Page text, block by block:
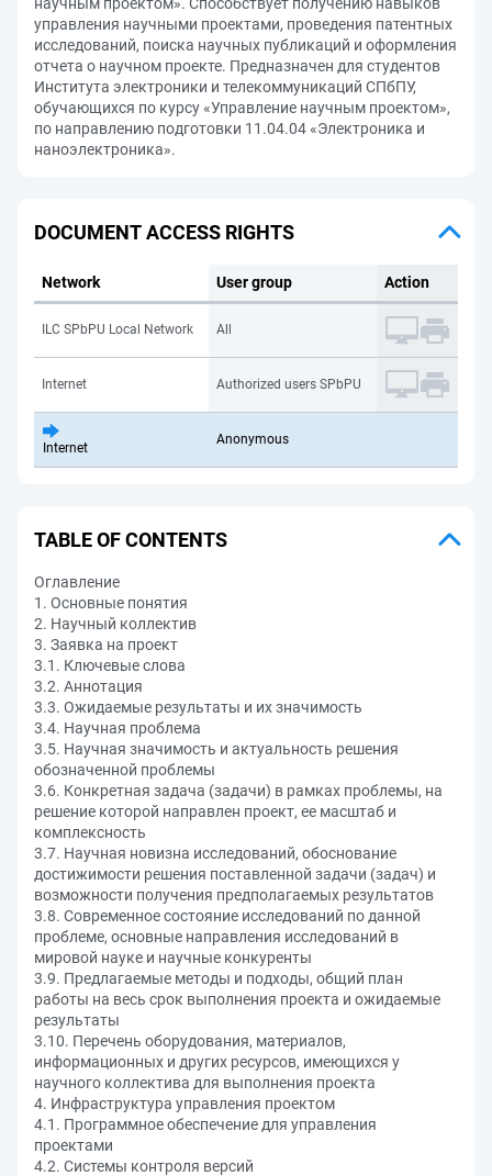
управления научными проектами, проведения патентных
исследований, поиска научных публикаций и оформления
отчета о научном проекте. Предназначен для студентов
Института электроники и телекоммуникаций СПбПУ,
обучающихся по курсу «Управление научным проектом»,
по направлению подготовки 11.04.04 «Электроника и
наноэлектроника».
DOCUMENT ACCESS RIGHTS
Network User group Action
ILC SPbPU Local Network All
Internet Authorized users SPbPU
Internet
Anonymous
TABLE OF CONTENTS
Оглавление
1. Основные понятия
2. Научный коллектив
3. Заявка на проект
3.1. Ключевые слова
3.2. Аннотация
3.3. Ожидаемые результаты и их значимость
3.4. Научная проблема
3.5. Научная значимость и актуальность решения
обозначенной проблемы
3.6. Конкретная задача (задачи) в рамках проблемы, на
решение которой направлен проект, ее масштаб и
комплексность
3.7. Научная новизна исследований, обоснование
достижимости решения поставленной задачи (задач) и
возможности получения предполагаемых результатов
3.8. Современное состояние исследований по данной
проблеме, основные направления исследований в
мировой науке и научные конкуренты
3.9. Предлагаемые методы и подходы, общий план
работы на весь срок выполнения проекта и ожидаемые
результаты
3.10. Перечень оборудования, материалов,
информационных и других ресурсов, имеющихся у
научного коллектива для выполнения проекта
4. Инфраструктура управления проектом
4.1. Программное обеспечение для управления
проектами
4.2. Системы контроля версий